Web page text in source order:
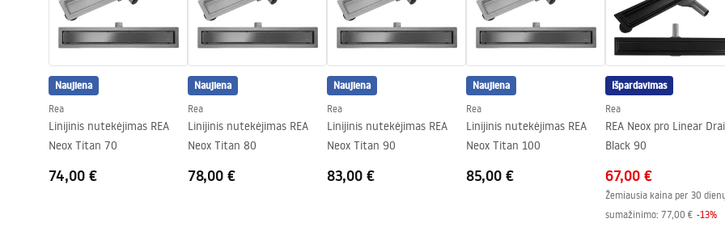
Lukštas
Nano Flex
Garantija
Plieninei konstrukcijai – 120 mėn., kitiems
Naujiena
Rea
Linijinis nutekėjimas REA
Neox Titan 70
74,00 €
Naujiena
Rea
Linijinis nutekėjimas REA
Neox Titan 80
78,00 €
Naujiena
Rea
Linijinis nutekėjimas REA
Neox Titan 90
83,00 €
Naujiena
Rea
Linijinis nutekėjimas REA
Neox Titan 100
85,00 €
Išpardavimas
Rea
REA Neox pro Linear
Black 90
67,00 €
Žemiausia kaina per 30
sumažinimo: 77,00 € -13%